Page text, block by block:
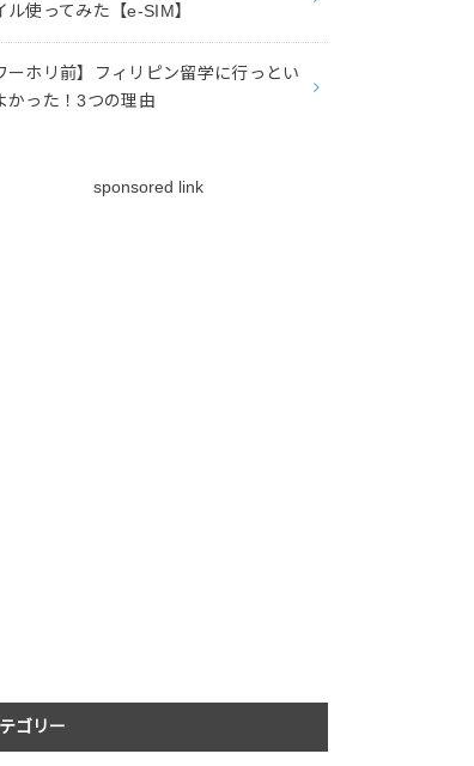
ル使ってみた【e-SIM】
ーホリ前】フィリピン留学に行っとい
かった！3つの理由
sponsored link
ゴリー